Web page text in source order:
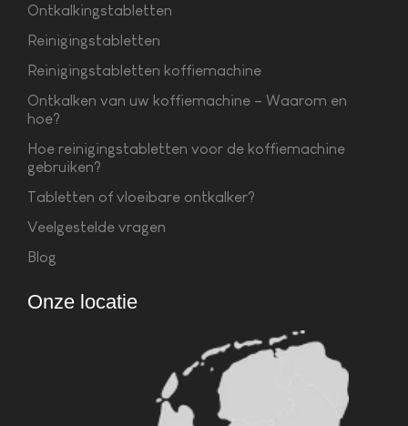
Ontkalkingstabletten
Reinigingstabletten
Reinigingstabletten koffiemachine
Ontkalken van uw koffiemachine – Waarom en
hoe?
Hoe reinigingstabletten voor de koffiemachine
gebruiken?
Tabletten of vloeibare ontkalker?
Veelgestelde vragen
Blog
Onze locatie